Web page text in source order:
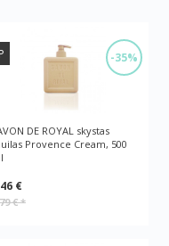
-35%
DE ROYAL skystas
Provence Cream, 500
€
€*